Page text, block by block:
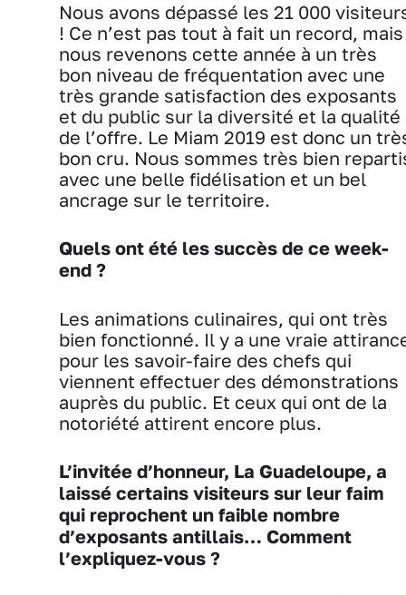
Nous avons dépassé les 21 000
! Ce n’est pas tout à fait un record, mais
nous revenons cette année à un très
bon niveau de fréquentation avec une
très grande satisfaction des exposants
et du public sur la diversité et la qualité
de l’offre. Le Miam 2019 est donc un
bon cru. Nous sommes très bien
avec une belle fidélisation et un bel
ancrage sur le territoire.
Quels ont été les succès de ce week-
end ?
Les animations culinaires, qui ont très
bien fonctionné. Il y a une vraie
pour les savoir-faire des chefs qui
viennent effectuer des démonstrations
auprès du public. Et ceux qui ont de la
notoriété attirent encore plus.
L’invitée d’honneur, La Guadeloupe, a
laissé certains visiteurs sur leur faim
qui reprochent un faible nombre
d’exposants antillais… Comment
l’expliquez-vous ?